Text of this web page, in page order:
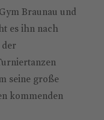
Braunau und
es ihn nach
der
seine große
kommenden